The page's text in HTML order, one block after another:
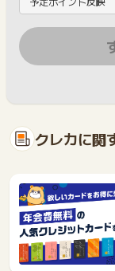
クレカに関